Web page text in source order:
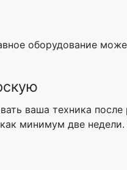
оборудование
ваша техника после
минимум две